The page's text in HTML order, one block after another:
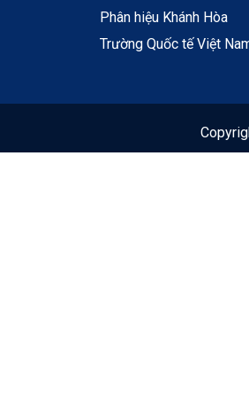
Phân hiệu Khánh Hòa
Trường Quốc tế Việt